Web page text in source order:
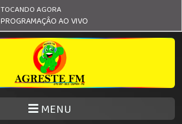
TOCANDO AGORA
PROGRAMAÇÂO AO VIVO
MENU